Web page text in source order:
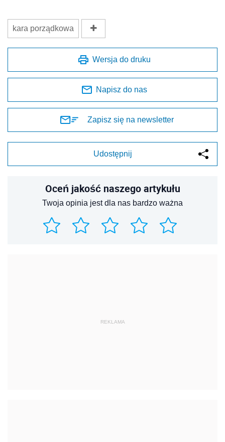
kara porządkowa
Wersja do druku
Napisz do nas
Zapisz się na newsletter
Udostępnij
Oceń jakość naszego artykułu
Twoja opinia jest dla nas bardzo ważna
REKLAMA